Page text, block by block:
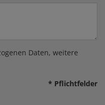
Daten, weitere
* Pflichtfelder